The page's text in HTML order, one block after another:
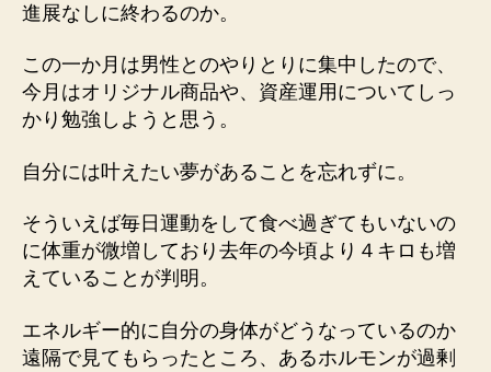
進展なしに終わるのか。
この一か月は男性とのやりとりに集中したので、
今月はオリジナル商品や、資産運用についてしっ
かり勉強しようと思う。
自分には叶えたい夢があることを忘れずに。
そういえば毎日運動をして食べ過ぎてもいないの
に体重が微増しており去年の今頃より４キロも増
えていることが判明。
エネルギー的に自分の身体がどうなっているのか
遠隔で見てもらったところ、あるホルモンが過剰